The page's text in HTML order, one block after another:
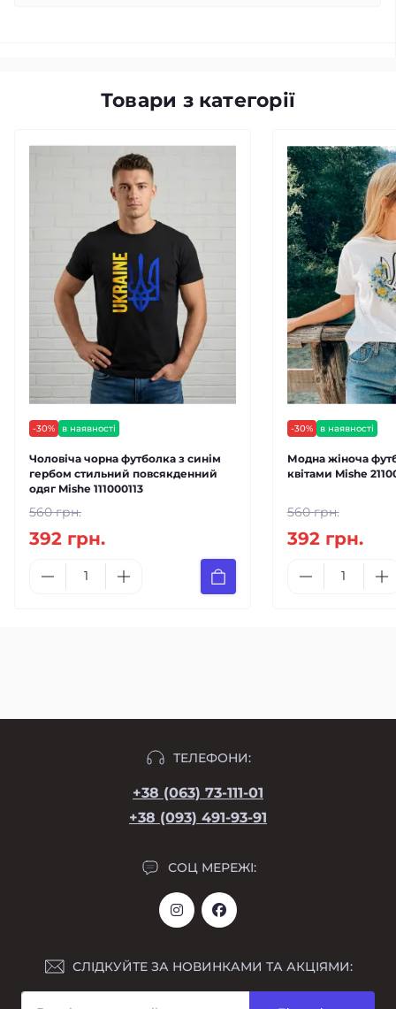
Товари з категорії
-30% в наявності
Чоловіча чорна футболка з синім
гербом стильний повсякденний
одяг Mishe 111000113
560 грн.
392 грн.
-30% в наявності
Модна жіноча
квітами Mishe
560 грн.
392 грн.
ТЕЛЕФОНИ:
+38 (063) 73-111-01
+38 (093) 491-93-91
СОЦ МЕРЕЖІ:
СЛІДКУЙТЕ ЗА НОВИНКАМИ ТА АКЦІЯМИ: